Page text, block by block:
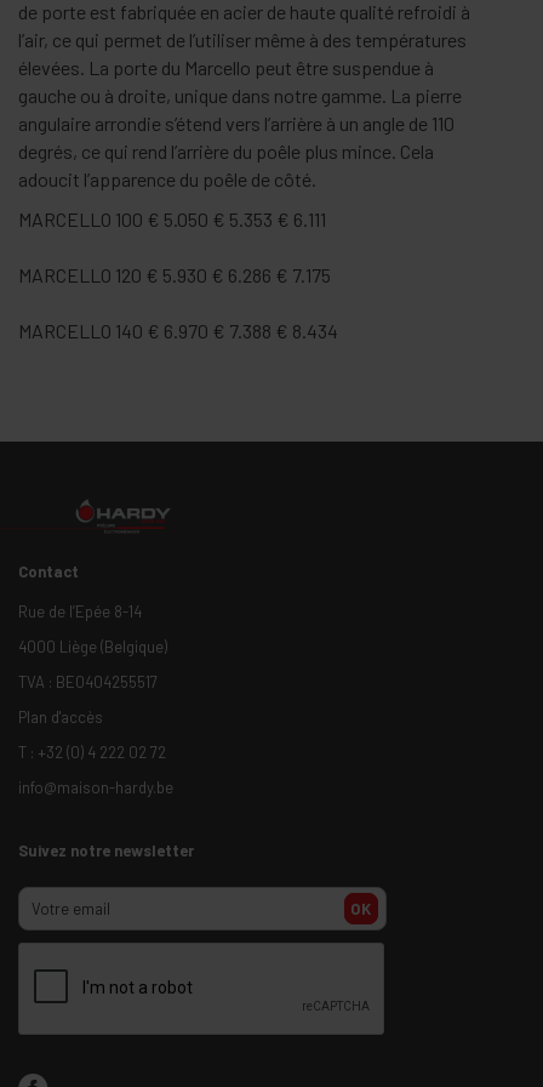
de porte est fabriquée en acier de haute qualité refroidi à
l’air, ce qui permet de l’utiliser même à des températures
élevées. La porte du Marcello peut être suspendue à
gauche ou à droite, unique dans notre gamme. La pierre
angulaire arrondie s’étend vers l’arrière à un angle de 110
degrés, ce qui rend l’arrière du poêle plus mince. Cela
adoucit l’apparence du poêle de côté.
MARCELLO 100 € 5.050 € 5.353 € 6.111
MARCELLO 120 € 5.930 € 6.286 € 7.175
MARCELLO 140 € 6.970 € 7.388 € 8.434
Contact
Rue de l’Epée 8-14
4000 Liège (Belgique)
TVA : BE0404255517
Plan d'accès
T : +32 (0) 4 222 02 72
info@maison-hardy.be
Suivez notre newsletter
OK